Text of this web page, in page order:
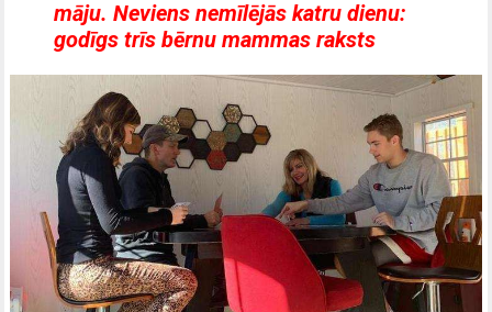
māju. Neviens nemīlējās katru dienu:
godīgs trīs bērnu mammas raksts